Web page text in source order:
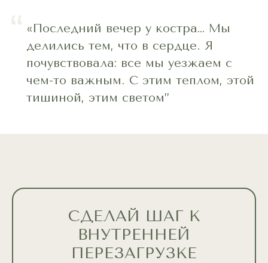
“ «Последний вечер у костра… Мы
делились тем, что в сердце. Я
почувствовала: все мы уезжаем с
чем-то важным. С этим теплом, этой
тишиной, этим светом”
СДЕЛАЙ ШАГ К
ВНУТРЕННЕЙ
ПЕРЕЗАГРУЗКЕ